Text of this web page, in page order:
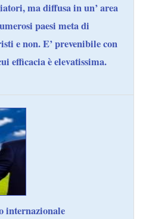
ma diffusa in un’ area
paesi meta di
e non. E’ prevenibile con
efficacia è elevatissima.
internazionale